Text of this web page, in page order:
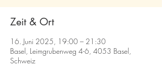
Zeit & Ort
16. Juni 2025, 19:00 – 21:30
Basel, Leimgrubenweg 4-6, 4053 Basel,
Schweiz